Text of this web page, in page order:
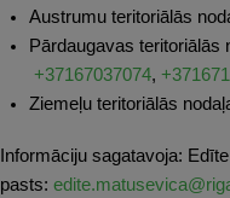
Austrumu teritoriālās
Pārdaugavas teritoriālās
+37167037074,
Ziemeļu teritoriālās
Informāciju sagatavoja:
pasts: